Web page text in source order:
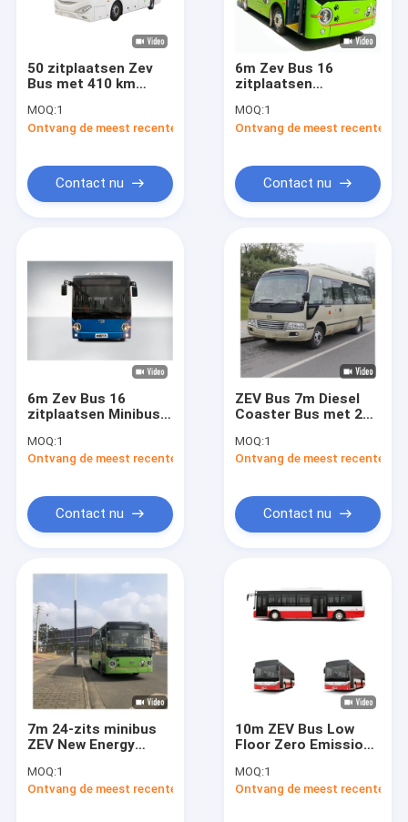
Fabriekstocht
Nieuws
Gevallen
Vraag een offerte
Zev Bus
Elektrische Stadsbus
Zuivere Elektrische Bus
Batterij Elektrische Bussen
Elektrisch Mini Buses
Onderlegger voor glazenbussen
Diesel Stadsbus
Dieselmotorbus
Diesel Bus
Elektrisch Mini Vans
Elektrisch Mini Trucks
50 zitplaatsen Zev
Bus met 410 km
batterij voor
elektrisch
MOQ:1
Ontvang de meest recente Prijs
Contact nu
6m Zev Bus 16
zitplaatsen
met 270KM rijbereik
voor Intercity
MOQ:1
Ontvang de meest recente
Contact nu
6m Zev Bus 16
zitplaatsen Minibus
voor
gemeenschapsvervoer
MOQ:1
Ontvang de meest recente Prijs
Contact nu
ZEV Bus 7m Diesel
Coaster Bus met 22-
Handgeschakeld 5
Versnellingen Vooruit
MOQ:1
Ontvang de meest recente
Contact nu
7m 24-zits minibus
ZEV New Energy
PNS klasse 2
MOQ:1
Ontvang de meest recente Prijs
10m ZEV Bus Low
Floor Zero Emissions
30 zitplaatsen voor
stedelijk vervoer
MOQ:1
Ontvang de meest recente